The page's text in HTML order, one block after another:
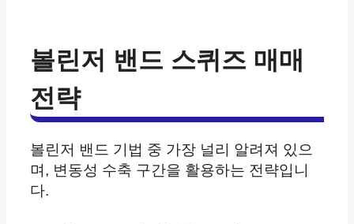
볼린저 밴드 스퀴즈 매매
전략
볼린저 밴드 기법 중 가장 널리 알려져 있으
며, 변동성 수축 구간을 활용하는 전략입니
다.